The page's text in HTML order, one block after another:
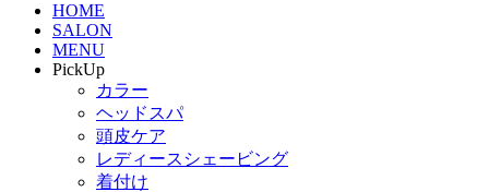
HOME
SALON
MENU
PickUp
カラー
ヘッドスパ
頭皮ケア
レディースシェービング
着付け